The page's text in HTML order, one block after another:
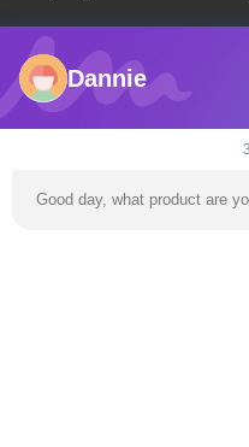
E-mail
Η διεύθυνσή μας
Dannie
Good day, what product are